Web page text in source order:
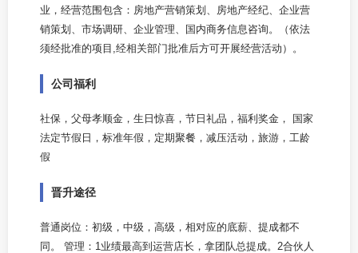
业，经营范围包含：房地产营销策划、房地产经纪、企业营
销策划、市场调研、企业管理、国内商务信息咨询。（依法
须经批准的项目,经相关部门批准后方可开展经营活动）。
公司福利
社保，父母孝顺金，生日惊喜，节日礼品，福利奖金， 国家
法定节假日，标准年假，定期聚餐，减压活动，旅游，工龄
假
晋升途径
普通岗位：初级，中级，高级，相对应的底薪、提成都不
同。 管理：1业绩最高到运营店长，拿团队总提成。2合伙人